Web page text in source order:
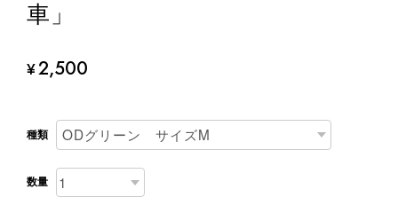
車」
¥2,500
種類
数量